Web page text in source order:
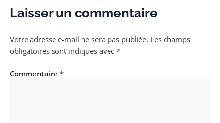
Laisser un commentaire
Votre adresse e-mail ne sera pas publiée. Les champs
obligatoires sont indiqués avec *
Commentaire *